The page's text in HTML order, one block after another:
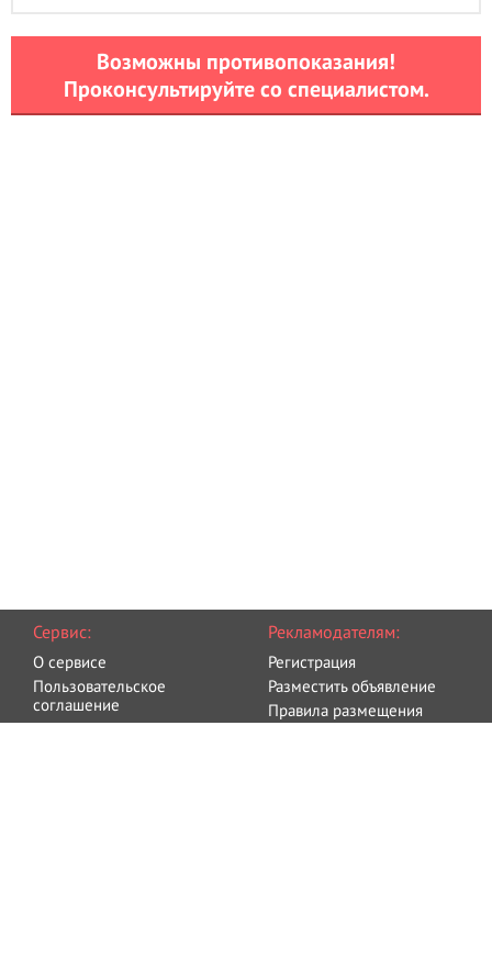
Возможны противопоказания!
Проконсультируйте со специалистом.
Сервис:
О сервисе
Пользовательское
соглашение
Политика обработки
Рекламодателям:
Регистрация
Разместить объявление
Правила размещения